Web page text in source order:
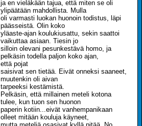
ja en vieläkään tajua, että miten se oli
ylipäätään mahdollista. Mulla
oli varmasti luokan huonoin todistus, läpi
päässeistä. Olin koko
yläaste-ajan koulukiusattu, sekin saattoi
vaikuttaa asiaan. Tiesin jo
silloin olevani pesunkestävä homo, ja
pelkäsin todella paljon koko ajan,
että pojat
saisivat sen tietää. Eivät onneksi saaneet,
muutenkin oli aivan
tarpeeksi kestämistä.
Pelkäsin, että millainen meteli kotona
tulee, kun tuon sen huonon
paperin kotiin...eivät vanhempanikaan
olleet mitään kouluja käyneet,